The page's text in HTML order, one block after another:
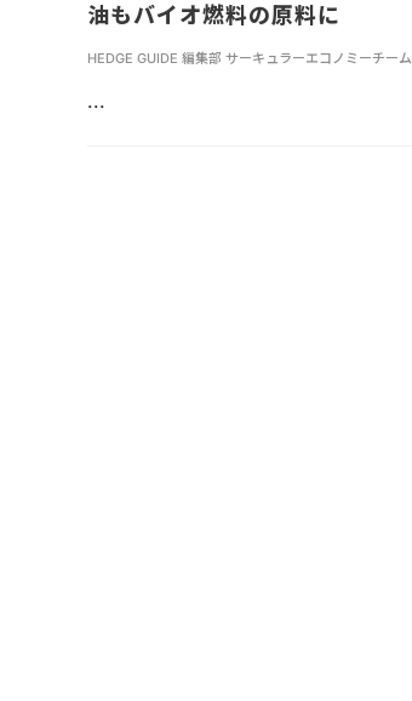
油もバイオ燃料の原料に
HEDGE GUIDE 編集部 サーキュラーエコノミーチーム
...